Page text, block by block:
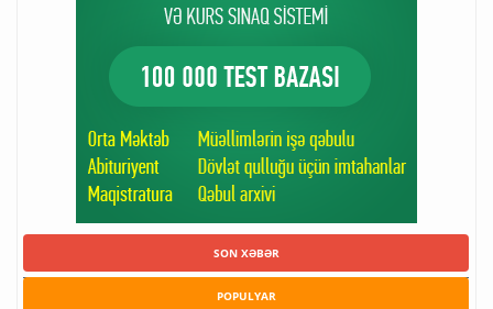
SON XƏBƏR
POPULYAR